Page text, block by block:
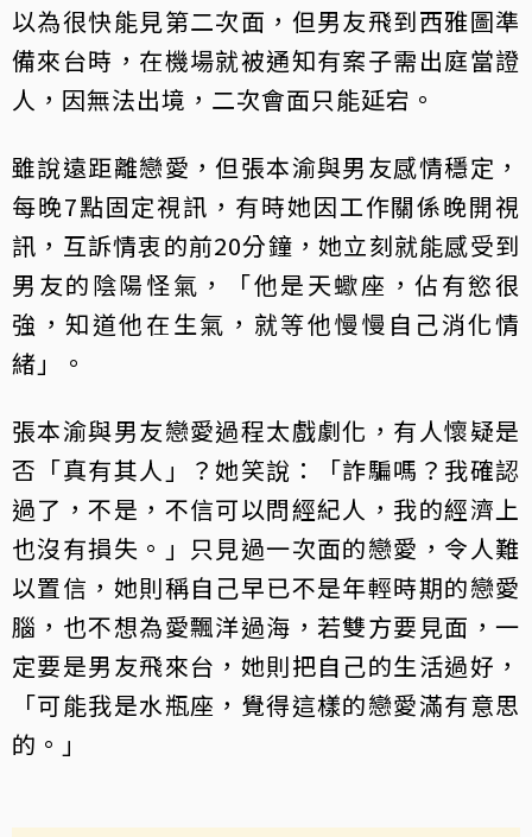
以為很快能見第二次面，但男友飛到西雅圖準
備來台時，在機場就被通知有案子需出庭當證
人，因無法出境，二次會面只能延宕。
雖說遠距離戀愛，但張本渝與男友感情穩定，
每晚7點固定視訊，有時她因工作關係晚開視
訊，互訴情衷的前20分鐘，她立刻就能感受到
男友的陰陽怪氣，「他是天蠍座，佔有慾很
強，知道他在生氣，就等他慢慢自己消化情
緒」。
張本渝與男友戀愛過程太戲劇化，有人懷疑是
否「真有其人」？她笑說：「詐騙嗎？我確認
過了，不是，不信可以問經紀人，我的經濟上
也沒有損失。」只見過一次面的戀愛，令人難
以置信，她則稱自己早已不是年輕時期的戀愛
腦，也不想為愛飄洋過海，若雙方要見面，一
定要是男友飛來台，她則把自己的生活過好，
「可能我是水瓶座，覺得這樣的戀愛滿有意思
的。」